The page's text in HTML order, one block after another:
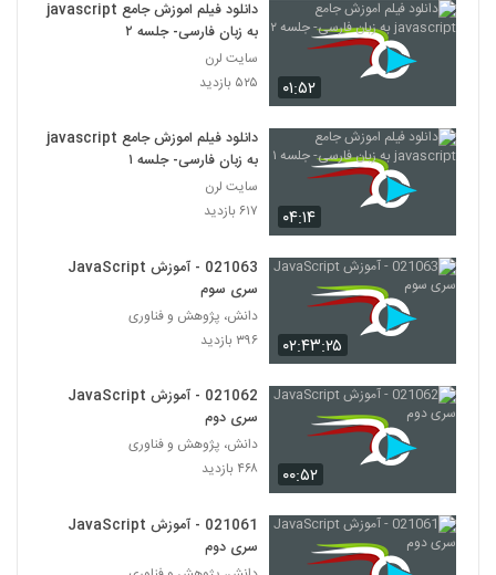
۰۱:۵۲
دانلود فیلم اموزش جامع javascript
به زبان فارسی- جلسه ۲
سایت لرن
۵۲۵ بازدید
۰۴:۱۴
دانلود فیلم اموزش جامع javascript
به زبان فارسی- جلسه ۱
سایت لرن
۶۱۷ بازدید
۰۲:۴۳:۲۵
021063 - آموزش JavaScript
سری سوم
دانش، پژوهش و فناوری
۳۹۶ بازدید
۰۰:۵۲
021062 - آموزش JavaScript
سری دوم
دانش، پژوهش و فناوری
۴۶۸ بازدید
021061 - آموزش JavaScript
سری دوم